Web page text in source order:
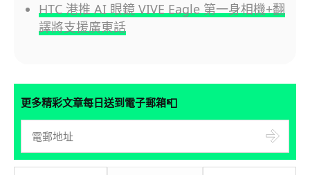
HTC 港推 AI 眼鏡 VIVE Eagle 第一身相機+翻
譯將支援廣東話
更多精彩文章每日送到電子郵箱📮